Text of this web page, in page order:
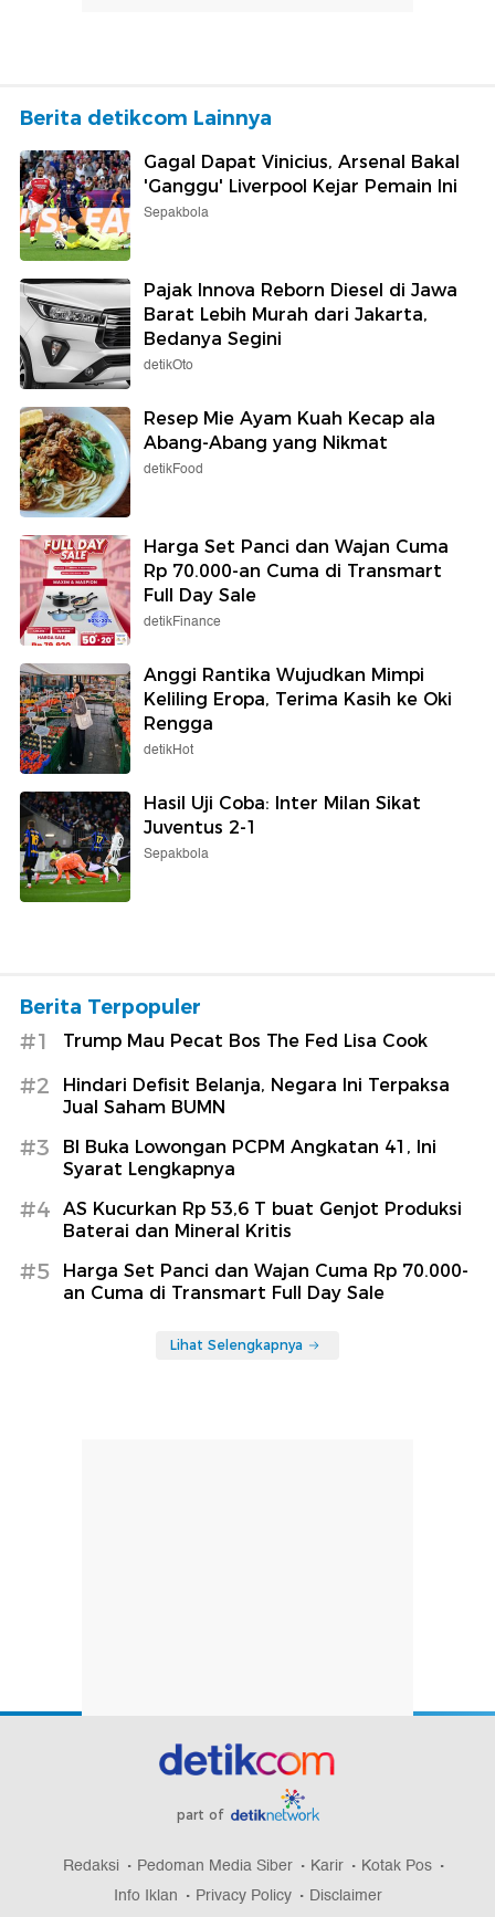
Berita detikcom Lainnya
Gagal Dapat Vinicius, Arsenal Bakal
'Ganggu' Liverpool Kejar Pemain Ini
Sepakbola
Pajak Innova Reborn Diesel di Jawa
Barat Lebih Murah dari Jakarta,
Bedanya Segini
detikOto
Resep Mie Ayam Kuah Kecap ala
Abang-Abang yang Nikmat
detikFood
Harga Set Panci dan Wajan Cuma
Rp 70.000-an Cuma di Transmart
Full Day Sale
detikFinance
Anggi Rantika Wujudkan Mimpi
Keliling Eropa, Terima Kasih ke Oki
Rengga
detikHot
Hasil Uji Coba: Inter Milan Sikat
Juventus 2-1
Sepakbola
Berita Terpopuler
#1 Trump Mau Pecat Bos The Fed Lisa Cook
#2
Hindari Defisit Belanja, Negara Ini Terpaksa
Jual Saham BUMN
#3
BI Buka Lowongan PCPM Angkatan 41, Ini
Syarat Lengkapnya
#4
AS Kucurkan Rp 53,6 T buat Genjot Produksi
Baterai dan Mineral Kritis
#5
Harga Set Panci dan Wajan Cuma Rp 70.000-
an Cuma di Transmart Full Day Sale
Lihat Selengkapnya
part of
Redaksi Pedoman Media Siber Karir
Kotak Pos
Info Iklan
Privacy Policy Disclaimer